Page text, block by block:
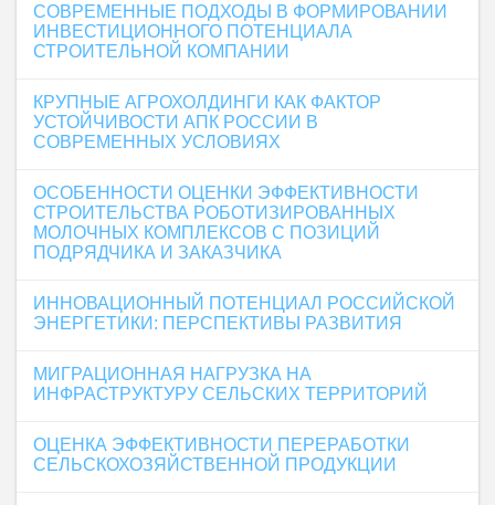
СОВРЕМЕННЫЕ ПОДХОДЫ В ФОРМИРОВАНИИ
ИНВЕСТИЦИОННОГО ПОТЕНЦИАЛА
СТРОИТЕЛЬНОЙ КОМПАНИИ
КРУПНЫЕ АГРОХОЛДИНГИ КАК ФАКТОР
УСТОЙЧИВОСТИ АПК РОССИИ В
СОВРЕМЕННЫХ УСЛОВИЯХ
ОСОБЕННОСТИ ОЦЕНКИ ЭФФЕКТИВНОСТИ
СТРОИТЕЛЬСТВА РОБОТИЗИРОВАННЫХ
МОЛОЧНЫХ КОМПЛЕКСОВ С ПОЗИЦИЙ
ПОДРЯДЧИКА И ЗАКАЗЧИКА
ИННОВАЦИОННЫЙ ПОТЕНЦИАЛ РОССИЙСКОЙ
ЭНЕРГЕТИКИ: ПЕРСПЕКТИВЫ РАЗВИТИЯ
МИГРАЦИОННАЯ НАГРУЗКА НА
ИНФРАСТРУКТУРУ СЕЛЬСКИХ ТЕРРИТОРИЙ
ОЦЕНКА ЭФФЕКТИВНОСТИ ПЕРЕРАБОТКИ
СЕЛЬСКОХОЗЯЙСТВЕННОЙ ПРОДУКЦИИ